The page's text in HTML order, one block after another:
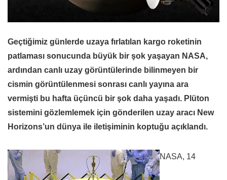
Geçtiğimiz günlerde uzaya fırlatılan kargo roketinin
patlaması sonucunda büyük bir şok yaşayan NASA,
ardından canlı uzay görüntülerinde bilinmeyen bir
cismin görüntülenmesi sonrası canlı yayına ara
vermişti bu hafta üçüncü bir şok daha yaşadı. Plüton
sistemini gözlemlemek için gönderilen uzay aracı New
Horizons’un dünya ile iletişiminin koptuğu açıklandı.
NASA, 14